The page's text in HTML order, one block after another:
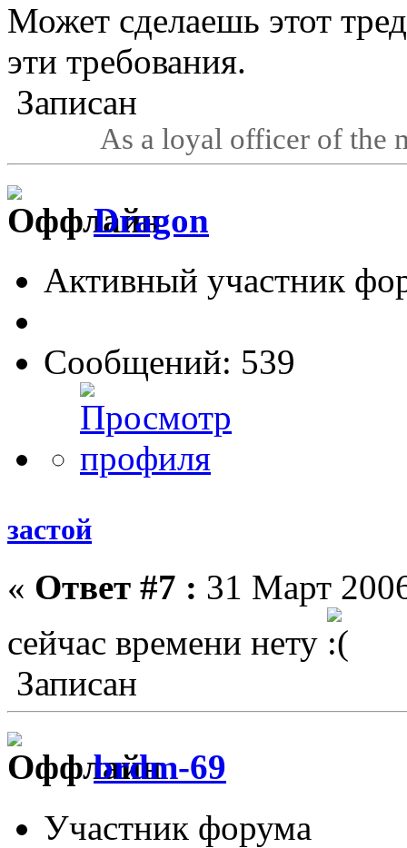
Может сделаешь этот
эти требования.
Записан
As a loyal officer of the
Dragon
Активный участник
Сообщений: 539
застой
« Ответ #7 : 31 Март
сейчас времени нету
Записан
brdm-69
Участник форума